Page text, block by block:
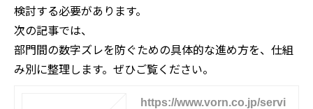
検討する必要があります。
次の記事では、
部門間の数字ズレを防ぐための具体的な進め方を、仕組
み別に整理します。ぜひご覧ください。
https://www.vorn.co.jp/servi